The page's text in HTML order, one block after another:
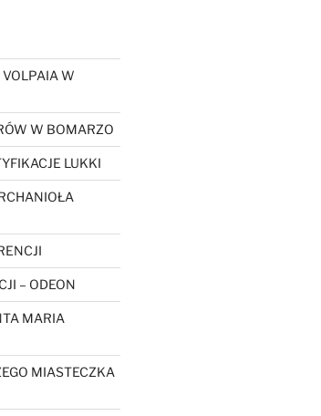
W
W BOMARZO
LUKKI
– ODEON
MARIA
MIASTECZKA